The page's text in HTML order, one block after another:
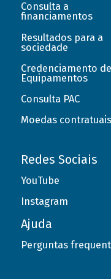
Consulta a
financiamentos
Resultados para a
sociedade
Credenciamento de
Equipamentos
Consulta PAC
Moedas contratuais
Redes Sociais
YouTube
Instagram
Ajuda
Perguntas